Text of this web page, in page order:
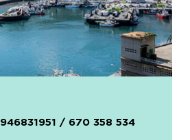
946831951 / 670 358 534